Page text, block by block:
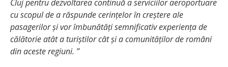
Cluj pentru dezvoltarea continuă a serviciilor aeroportuare
cu scopul de a răspunde cerințelor în creștere ale
pasagerilor și vor îmbunătăți semnificativ experiența de
călătorie atât a turiștilor cât și a comunităților de români
din aceste regiuni. ”